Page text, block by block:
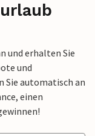
und erhalten Sie
und
Sie automatisch an
einen